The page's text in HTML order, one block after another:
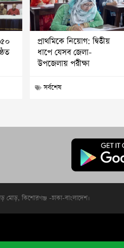
প্রাথমিকে নিয়োগ: দ্বিতীয়
ধাপে যেসব জেলা-
উপজেলায় পরীক্ষা
সর্বশেষ
কিশোরগঞ্জ -ঢাকা-বাংলাদেশ।